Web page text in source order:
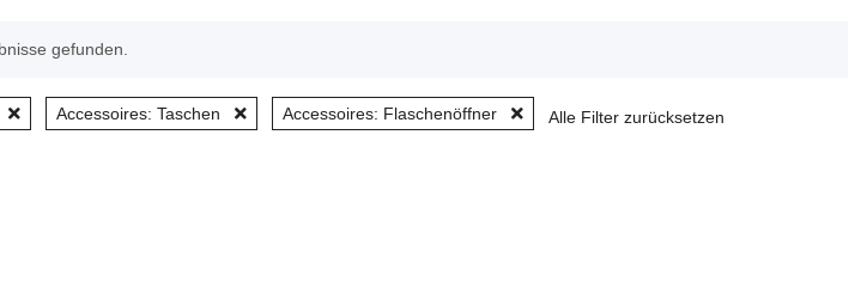
gefunden.
Accessoires: Taschen Accessoires: Flaschenöffner Alle Filter zurücksetzen